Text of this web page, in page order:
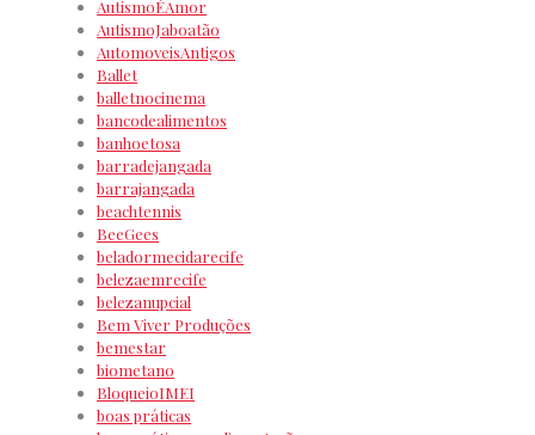
AutismoÉAmor
AutismoJaboatão
AutomoveisAntigos
Ballet
balletnocinema
bancodealimentos
banhoetosa
barradejangada
barrajangada
beachtennis
BeeGees
beladormecidarecife
belezaemrecife
belezanupcial
Bem Viver Produções
bemestar
biometano
BloqueioIMEI
boas práticas